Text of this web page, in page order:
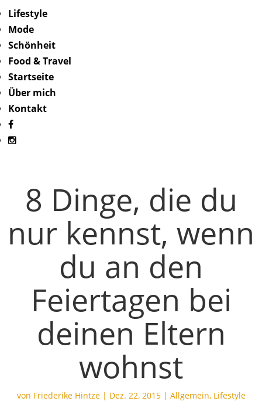
Lifestyle
Mode
Schönheit
Food & Travel
Startseite
Über mich
Kontakt
8 Dinge, die du
nur kennst, wenn
du an den
Feiertagen bei
deinen Eltern
wohnst
von Friederike Hintze| Dez. 22, 2015| Allgemein, Lifestyle